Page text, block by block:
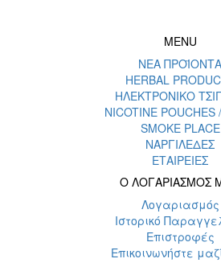
MENU
ΝΕΑ ΠΡΟΪΟΝΤΑ
HERBAL
ΗΛΕΚΤΡΟΝΙΚΟ
NICOTINE POUCHES
SMOKE PLACE
ΝΑΡΓΙΛΕΔΕΣ
ΕΤΑΙΡΕΙΕΣ
Ο ΛΟΓΑΡΙΑΣΜΟΣ
Λογαριασμός
Ιστορικό
Επιστροφές
Επικοινωνήστε